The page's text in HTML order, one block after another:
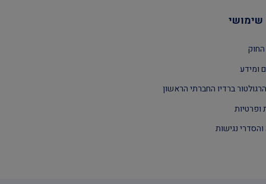
ומידע
ברדיו החברתי הראשון
ופרטיות
נגישות